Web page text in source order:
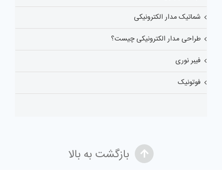
شماتیک مدار الکترونیکی
طراحی مدار الکترونیکی چیست؟
فیبر نوری
فوتونیک
بازگشت به بالا